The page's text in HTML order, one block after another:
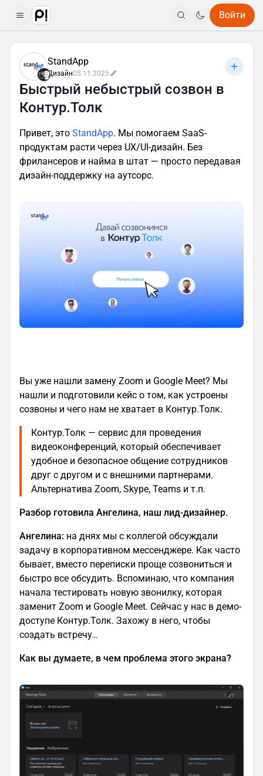
Войти
StandApp
Дизайн05.11.2025
Быстрый небыстрый созвон в
Контур.Толк
Привет, это StandApp. Мы помогаем SaaS-
продуктам расти через UX/UI-дизайн. Без
фрилансеров и найма в штат — просто передавая
дизайн-поддержку на аутсорс.
Вы уже нашли замену Zoom и Google Meet? Мы
нашли и подготовили кейс о том, как устроены
созвоны и чего нам не хватает в Контур.Толк.
Контур.Толк — сервис для проведения
видеоконференций, который обеспечивает
удобное и безопасное общение сотрудников
друг с другом и с внешними партнерами.
Альтернатива Zoom, Skype, Teams и т.п.
Разбор готовила Ангелина, наш лид-дизайнер.
Ангелина: на днях мы с коллегой обсуждали
задачу в корпоративном мессенджере. Как часто
бывает, вместо переписки проще созвониться и
быстро все обсудить. Вспоминаю, что компания
начала тестировать новую звонилку, которая
заменит Zoom и Google Meet. Сейчас у нас в демо-
доступе Контур.Толк. Захожу в него, чтобы
создать встречу…
Как вы думаете, в чем проблема этого экрана?